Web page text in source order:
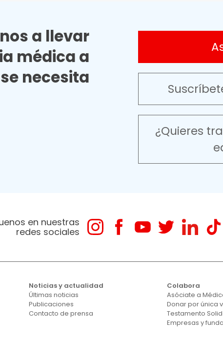
a llevar
médica a
necesita
¿Quieres
en nuestras
redes sociales
Noticias y actualidad
Últimas noticias
Publicaciones
Contacto de prensa
Colabora
Asóciate a
Donar por única
Testamento
Empresas y